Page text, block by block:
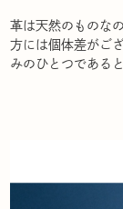
革は天然のものな
方には個体差がご
みのひとつである